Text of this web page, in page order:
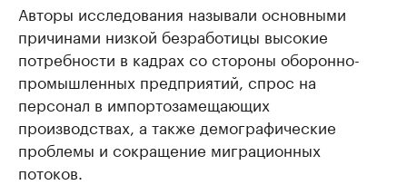
Авторы исследования называли основными
причинами низкой безработицы высокие
потребности в кадрах со стороны оборонно-
промышленных предприятий, спрос на
персонал в импортозамещающих
производствах, а также демографические
проблемы и сокращение миграционных
потоков.